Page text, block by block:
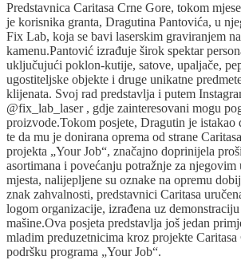
Predstavnica Caritasa Crne Gore, tokom
je korisnika granta, Dragutina Pantovića, u
Fix Lab, koja se bavi laserskim graviranjem
kamenu.Pantović izrađuje širok spektar
uključujući poklon-kutije, satove, upaljače,
ugostiteljske objekte i druge unikatne
klijenata. Svoj rad predstavlja i putem
@fix_lab_laser , gdje zainteresovani mogu
proizvode.Tokom posjete, Dragutin je istakao
te da mu je donirana oprema od strane
projekta „Your Job“, značajno doprinijela
asortimana i povećanju potražnje za njegovim
mjesta, nalijepljene su oznake na opremu
znak zahvalnosti, predstavnici Caritasa
logom organizacije, izrađena uz demonstraciju
mašine.Ova posjeta predstavlja još jedan
mladim preduzetnicima kroz projekte
podršku programa „Your Job“.